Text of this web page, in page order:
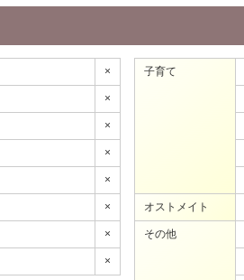
×
×
×
×
×
×
×
×
子育て
オストメイト
その他